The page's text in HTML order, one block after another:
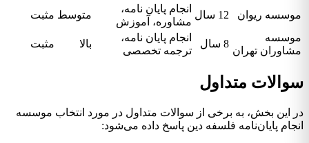
موسسه ریوان 12 سال
انجام پایان نامه،
مشاوره، آموزش
متوسط مثبت
موسسه
مشاوران تهران
8 سال
انجام پایان نامه،
ترجمه تخصصی
بالا مثبت
سوالات متداول
در این بخش، به برخی از سوالات متداول در مورد انتخاب موسسه
انجام پایان‌نامه فلسفه دین پاسخ داده می‌شود: